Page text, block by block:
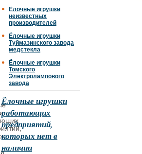
Ёлочные игрушки
неизвестных
производителей
Ёлочные игрушки
Туймазинского завода
медстекла
Ёлочные игрушки
Томского
Электролампового
завода
Ёлочные игрушки
работающих
предприятий,
которых нет в
наличии